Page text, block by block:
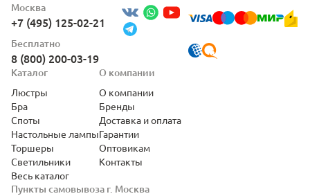
Москва
+7 (495) 125-02-21
Бесплатно
8 (800) 200-03-19
Пункты самовывоза г. Москва
Каталог
Люстры
Бра
Споты
Настольные лампы
Торшеры
Светильники
Весь каталог
О компании
О компании
Бренды
Доставка и оплата
Гарантии
Оптовикам
Контакты